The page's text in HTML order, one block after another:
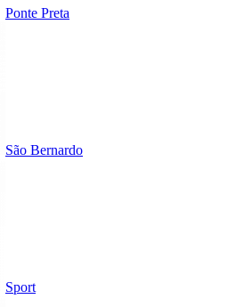
Ponte Preta
São Bernardo
Sport